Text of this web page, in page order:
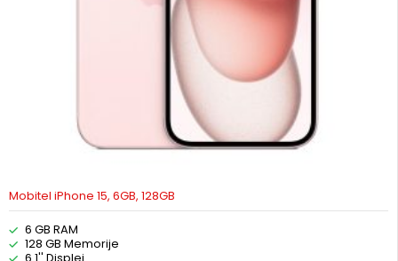
Mobitel iPhone 15, 6GB, 128GB
6 GB RAM
128 GB Memorije